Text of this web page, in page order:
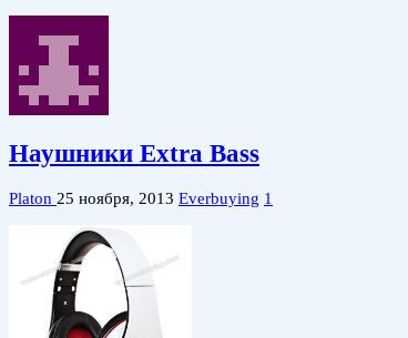
Наушники Extra Bass
Platon 25 ноября, 2013 Everbuying 1